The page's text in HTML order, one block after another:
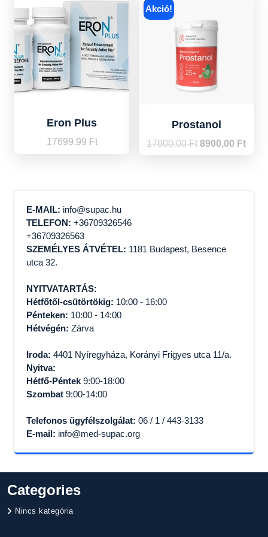
Eron Plus
17699,99 Ft
Akció!
Prostanol
17800,00Ft Original
8900,00 Ft
E-MAIL: info@supac.hu
TELEFON: +36709326546
+36709326563
SZEMÉLYES ÁTVÉTEL: 1181 Budapest, Besence
utca 32.
NYITVATARTÁS:
Hétfőtől-csütörtökig: 10:00 - 16:00
Pénteken: 10:00 - 14:00
Hétvégén: Zárva
Iroda: 4401 Nyíregyháza, Korányi Frigyes utca 11/a.
Nyitva:
Hétfő-Péntek 9:00-18:00
Szombat 9:00-14:00
Telefonos ügyfélszolgálat: 06 / 1 / 443-3133
E-mail: info@med-supac.org
Categories
Nincs kategória